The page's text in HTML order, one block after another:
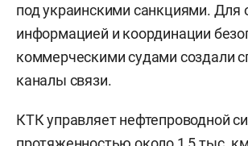
под украинскими санкциями. Для
информацией и координации
коммерческими судами создали
каналы связи.
КТК управляет нефтепроводной